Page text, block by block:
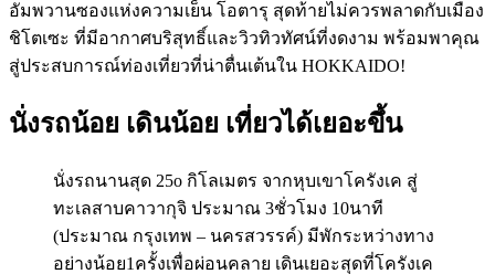
อัมพวานซองแห่งความเย็น โอตารุ สุดท้ายไม่ควรพลาดกับเมือง
ชิโตเซะ ที่มีอากาศบริสุทธิ์และวิวทิวทัศน์ที่งดงาม พร้อมพาคุณ
สู่ประสบการณ์ท่องเที่ยวที่น่าตื่นเต้นใน HOKKAIDO!
นั่งรถน้อย เดินน้อย เที่ยวได้เยอะขึ้น
นั่งรถนานสุด 25o กิโลเมตร จากหุบเขาโครังเค สู่
ทะเลสาบคาวากุจิ ประมาณ 3ชั่วโมง 10นาที
(ประมาณ กรุงเทพ – นครสวรรค์) มีพักระหว่างทาง
อย่างน้อย1ครั้งเพื่อผ่อนคลาย เดินเยอะสุดที่โครังเค